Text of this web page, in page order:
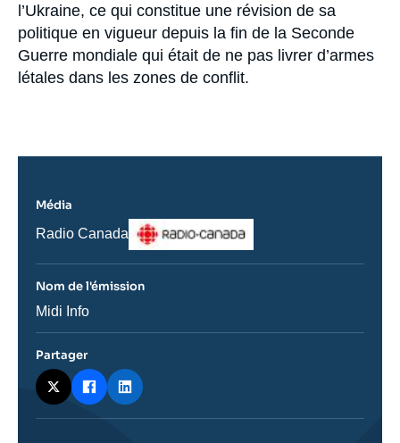
l’Ukraine, ce qui constitue une révision de sa
politique en vigueur depuis la fin de la Seconde
Guerre mondiale qui était de ne pas livrer d’armes
létales dans les zones de conflit.
Média
Nom
journal,
ou
émission
Radio Canada
Logo
Nom de l'émission
Nom
Midi Info
Partager